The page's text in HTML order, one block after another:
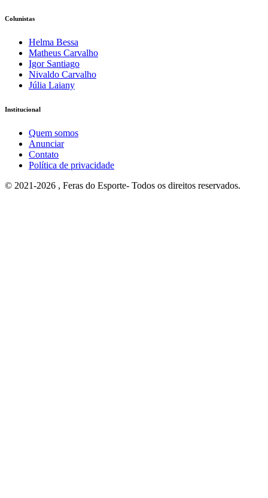
Colunistas
Helma Bessa
Matheus Carvalho
Igor Santiago
Nivaldo Carvalho
Júlia Laiany
Institucional
Quem somos
Anunciar
Contato
Política de privacidade
© 2021-2026 , Feras do Esporte- Todos os direitos reservados.